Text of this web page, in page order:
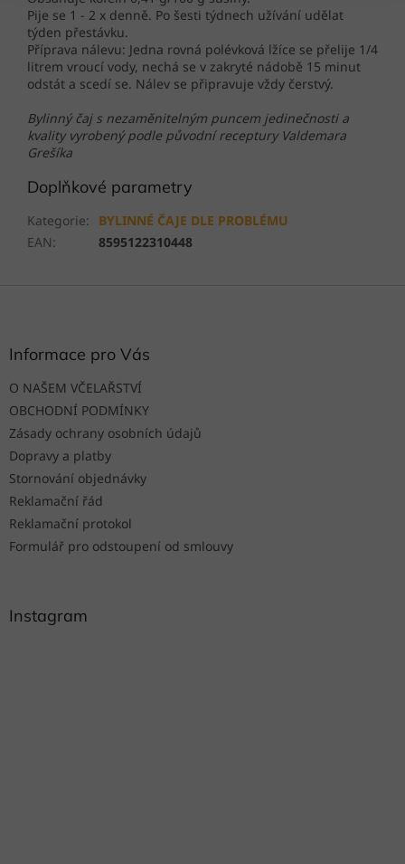
Pije se 1 - 2 x denně. Po šesti týdnech užívání udělat
týden přestávku.
Příprava nálevu: Jedna rovná polévková lžíce se přelije 1/4
litrem vroucí vody, nechá se v zakryté nádobě 15 minut
odstát a scedí se. Nálev se připravuje vždy čerstvý.
Bylinný čaj s nezaměnitelným puncem jedinečnosti a
kvality vyrobený podle původní receptury Valdemara
Grešíka
Doplňkové parametry
Kategorie:
BYLINNÉ ČAJE DLE PROBLÉMU
EAN: 8595122310448
Informace pro Vás
O NAŠEM VČELAŘSTVÍ
OBCHODNÍ PODMÍNKY
Zásady ochrany osobních údajů
Dopravy a platby
Stornování objednávky
Reklamační řád
Reklamační protokol
Formulář pro odstoupení od smlouvy
Instagram